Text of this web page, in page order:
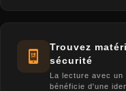
Trouvez
sécurité
La lecture avec un
bénéficie d'une